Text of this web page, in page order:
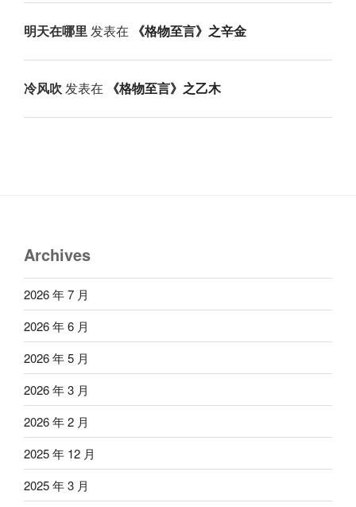
明天在哪里发表在 《格物至言》之辛金
冷风吹 发表在 《格物至言》之乙木
Archives
2026 年 7 月
2026 年 6 月
2026 年 5 月
2026 年 3 月
2026 年 2 月
2025 年 12 月
2025 年 3 月